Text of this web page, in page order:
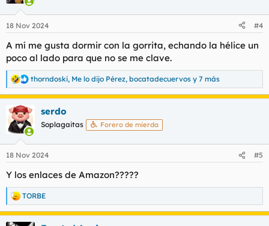
18 Nov 2024 #4
A mí me gusta dormir con la gorrita, echando la hélice un
poco al lado para que no se me clave.
R
e
a
c
c
i
e
thorndoski, Me lo dijo Pérez, bocatadecuervos y 7 más
serdo
Soplagaitas Forero de mierda
18 Nov 2024 #5
Y los enlaces de Amazon?????
R
e
a
TORBE